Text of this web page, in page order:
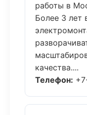
работы в
Более 3 лет
качества....
Телефон: